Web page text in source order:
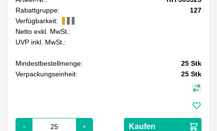
Rabattgruppe:
127
Verfügbarkeit:
Netto exkl. MwSt.:
UVP inkl. MwSt.:
Mindestbestellmenge: 25 Stk
Verpackungseinheit:
25 Stk
Kaufen